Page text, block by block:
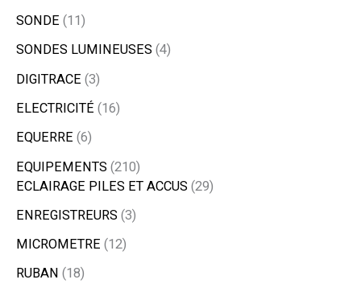
SONDE 11
SONDES LUMINEUSES 4
DIGITRACE 3
ELECTRICITÉ 16
EQUERRE 6
EQUIPEMENTS 210
ECLAIRAGE PILES ET ACCUS 29
ENREGISTREURS 3
MICROMETRE 12
RUBAN
18